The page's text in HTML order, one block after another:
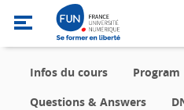
Infos du cours Program
Questions & Answers